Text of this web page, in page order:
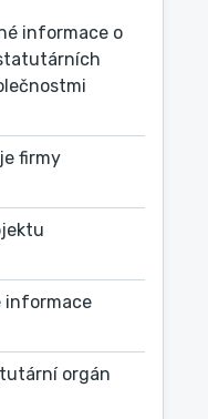
informace o
firmy
informace
orgán